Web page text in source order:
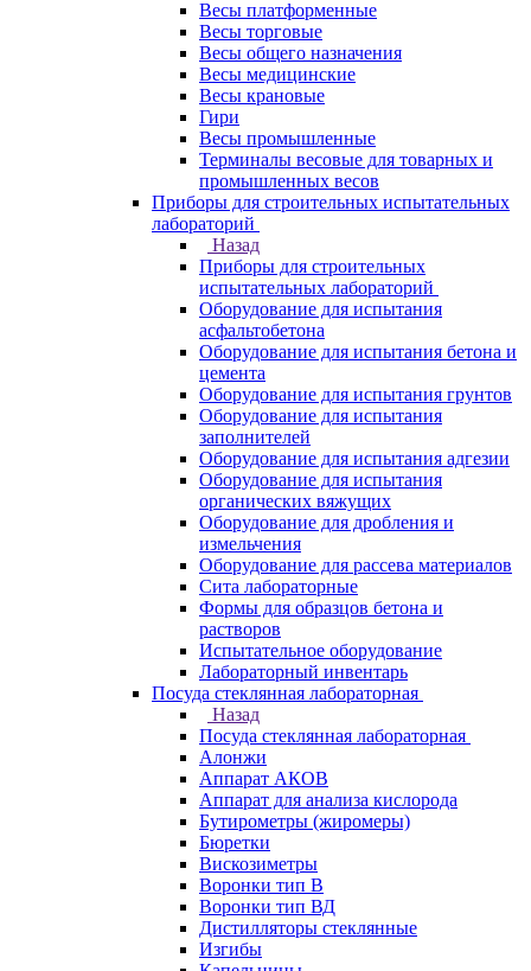
Весы платформенные
Весы торговые
Весы общего назначения
Весы медицинские
Весы крановые
Гири
Весы промышленные
Терминалы весовые для товарных и
промышленных весов
Приборы для строительных испытательных
лабораторий
Назад
Приборы для строительных
испытательных лабораторий
Оборудование для испытания
асфальтобетона
Оборудование для испытания бетона и
цемента
Оборудование для испытания грунтов
Оборудование для испытания
заполнителей
Оборудование для испытания адгезии
Оборудование для испытания
органических вяжущих
Оборудование для дробления и
измельчения
Оборудование для рассева материалов
Сита лабораторные
Формы для образцов бетона и
растворов
Испытательное оборудование
Лабораторный инвентарь
Посуда стеклянная лабораторная
Назад
Посуда стеклянная лабораторная
Алонжи
Аппарат АКОВ
Аппарат для анализа кислорода
Бутирометры (жиромеры)
Бюретки
Вискозиметры
Воронки тип В
Воронки тип ВД
Дистилляторы стеклянные
Изгибы